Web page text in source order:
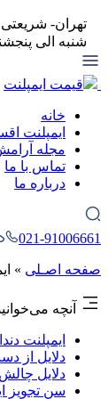
تهران- شریعتی
شنبه الی پنجشنبه ۱۰
قیمت ایمپلنت
خانه
ایمپلنت
مجله
تماس با ما
درباره ما
021-91006661
صفحه اصـلی »
آنچه
ایمپلنت
دلایل از
دلایل
سن تجویز